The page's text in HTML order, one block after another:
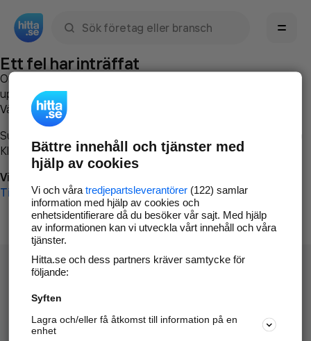
Ett fel har inträffat
Om du vill kan du
uppstod så att vi lättare och snabbare kan avhjälpa det.
Vänligen försök med följande:
Surfa till
Klicka påTillbaka-knappen i webbläsaren och försök igen
Vi beklagar besväret!
Till startsidan
Hitta.se - Gratis nummerupplysning.
Sök företag, personer och platser.
Bättre innehåll och tjänster med
hjälp av cookies
Vi och våra tredjepartsleverantörer(122) samlar
information med hjälp av cookies och
enhetsidentifierare då du besöker vår sajt. Med hjälp
av informationen kan vi utveckla vårt innehåll och våra
tjänster.
Hitta.se och dess partners kräver samtycke för
följande:
Syften
Lagra och/eller få åtkomst till information på en
enhet